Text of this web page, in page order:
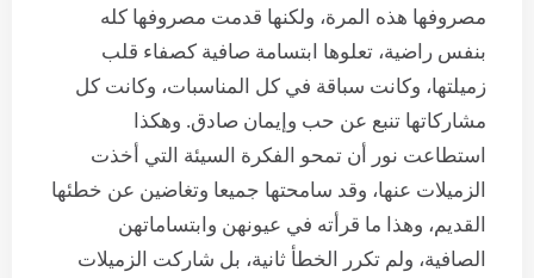
مصروفها هذه المرة، ولكنها قدمت مصروفها كله
بنفس راضية، تعلوها ابتسامة صافية كصفاء قلب
زميلتها، وكانت سباقة في كل المناسبات، وكانت كل
مشاركاتها تنبع عن حب وإيمان صادق. وهكذا
استطاعت نور أن تمحو الفكرة السيئة التي أخذت
الزميلات عنها، وقد سامحتها جميعا وتغاضين عن خطئها
القديم، وهذا ما قرأته في عيونهن وابتساماتهن
الصافية، ولم تكرر الخطأ ثانية، بل شاركت الزميلات